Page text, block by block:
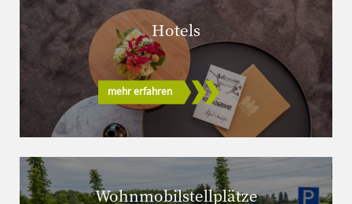
Hotels
mehr erfahren
Wohnmobilstellplätze